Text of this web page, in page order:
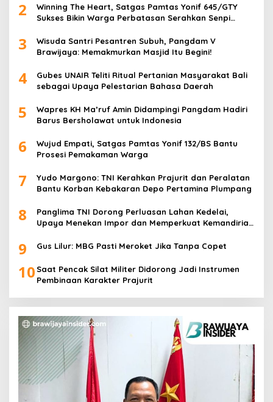
2
Winning The Heart, Satgas Pamtas Yonif 645/GTY
Sukses Bikin Warga Perbatasan Serahkan Senpi
3
Wisuda Santri Pesantren Subuh, Pangdam V
Brawijaya: Memakmurkan Masjid Itu Begini!
4
Gubes UNAIR Teliti Ritual Pertanian Masyarakat Bali
sebagai Upaya Pelestarian Bahasa Daerah
5
Wapres KH Ma’ruf Amin Didampingi Pangdam Hadiri
Barus Bersholawat untuk Indonesia
6
Wujud Empati, Satgas Pamtas Yonif 132/BS Bantu
Prosesi Pemakaman Warga
7
Yudo Margono: TNI Kerahkan Prajurit dan Peralatan
Bantu Korban Kebakaran Depo Pertamina Plumpang
8
Panglima TNI Dorong Perluasan Lahan Kedelai,
Upaya Menekan Impor dan Memperkuat Kemandirian
9 Gus Lilur: MBG Pasti Meroket Jika Tanpa Copet
10 Saat Pencak Silat Militer Didorong Jadi Instrumen
Pembinaan Karakter Prajurit